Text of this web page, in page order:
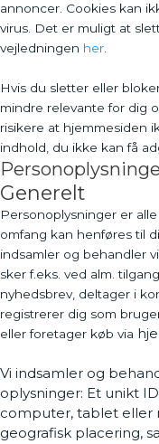
annoncer. Cookies kan
virus. Det er muligt at
vejledningen her
Hvis du sletter eller
mindre relevante for dig
risikere at hjemmesiden
indhold, du ikke kan få
Generelt
Personoplysninger er
omfang kan henføres til
indsamler og behandler
sker f.eks. ved alm.
nyhedsbrev, deltager i
registrerer dig som
eller foretager køb via
Vi indsamler og
oplysninger: Et unikt
computer, tablet eller
geografisk placering,